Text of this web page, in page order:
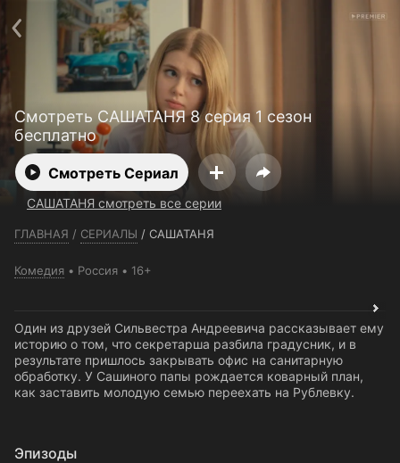
Смотреть САШАТАНЯ 8 серия 1 сезон
бесплатно
Смотреть Сериал
САШАТАНЯ смотреть все серии
ГЛАВНАЯ / СЕРИАЛЫ / САШАТАНЯ
Комедия Россия 16+
Один из друзей Сильвестра Андреевича рассказывает ему
историю о том, что секретарша разбила градусник, и в
результате пришлось закрывать офис на санитарную
обработку. У Сашиного папы рождается коварный план,
как заставить молодую семью переехать на Рублевку.
Эпизоды
Телефон поддержки: +7 (727) 323 10 92
Пользовательское соглашение
Политика конфиденциальности
Открыть приложение
Ввести промокод